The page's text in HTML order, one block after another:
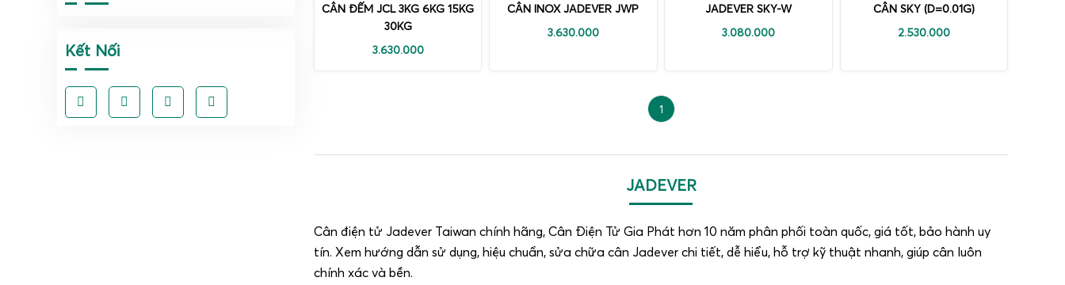
Kết Nối
CÂN ĐẾM JCL 3KG 6KG 15KG
30KG
3.630.000
CÂN INOX JADEVER JWP
3.630.000
JADEVER SKY-W
3.080.000
CÂN SKY (D=0.01G)
2.530.000
1
JADEVER
Cân điện tử Jadever Taiwan chính hãng, Cân Điện Tử Gia Phát hơn 10 năm phân phối toàn quốc, giá tốt, bảo hành uy
tín. Xem hướng dẫn sử dụng, hiệu chuẩn, sửa chữa cân Jadever chi tiết, dễ hiểu, hỗ trợ kỹ thuật nhanh, giúp cân luôn
chính xác và bền.